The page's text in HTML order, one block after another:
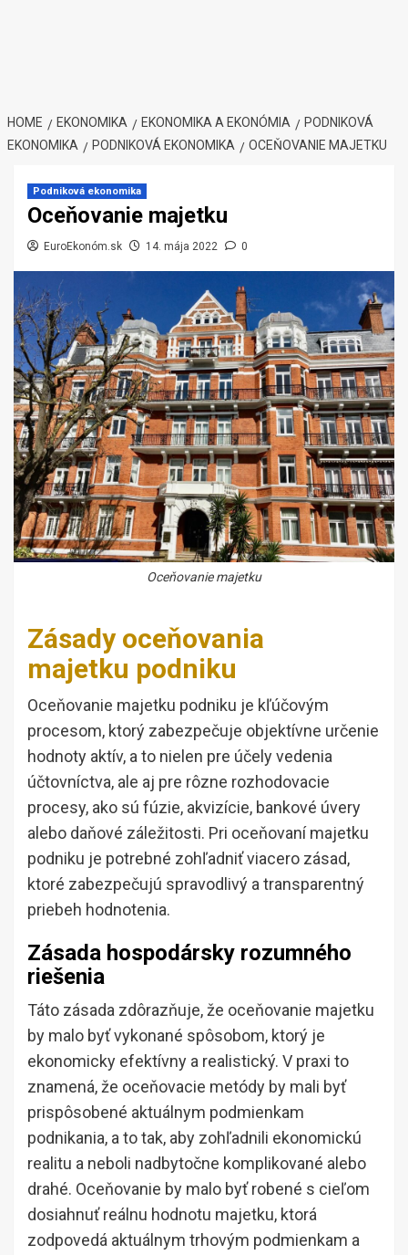
HOME EKONOMIKA EKONOMIKA A EKONÓMIA
PODNIKOVÁ
EKONOMIKA
PODNIKOVÁ EKONOMIKA OCEŇOVANIE MAJETKU
Podniková ekonomika
Oceňovanie majetku
EuroEkonóm.sk 14. mája 2022 0
Oceňovanie majetku
Zásady oceňovania
majetku podniku
Oceňovanie majetku podniku je kľúčovým
procesom, ktorý zabezpečuje objektívne určenie
hodnoty aktív, a to nielen pre účely vedenia
účtovníctva, ale aj pre rôzne rozhodovacie
procesy, ako sú fúzie, akvizície, bankové úvery
alebo daňové záležitosti. Pri oceňovaní majetku
podniku je potrebné zohľadniť viacero zásad,
ktoré zabezpečujú spravodlivý a transparentný
priebeh hodnotenia.
Zásada hospodársky rozumného
riešenia
Táto zásada zdôrazňuje, že oceňovanie majetku
by malo byť vykonané spôsobom, ktorý je
ekonomicky efektívny a realistický. V praxi to
znamená, že oceňovacie metódy by mali byť
prispôsobené aktuálnym podmienkam
podnikania, a to tak, aby zohľadnili ekonomickú
realitu a neboli nadbytočne komplikované alebo
drahé. Oceňovanie by malo byť robené s cieľom
dosiahnuť reálnu hodnotu majetku, ktorá
zodpovedá aktuálnym trhovým podmienkam a